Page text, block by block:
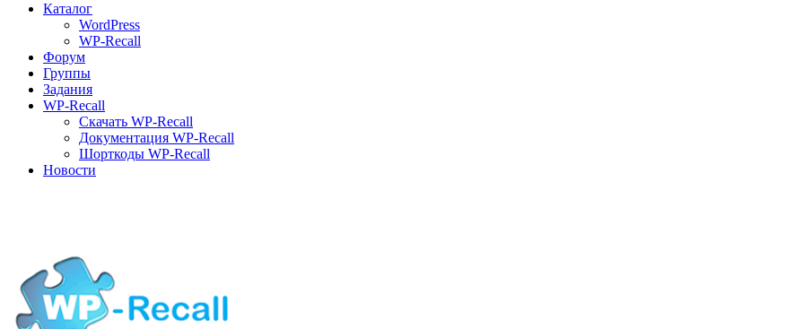
Каталог
WordPress
WP-Recall
Форум
Группы
Задания
WP-Recall
Скачать WP-Recall
Документация WP-Recall
Шорткоды WP-Recall
Новости